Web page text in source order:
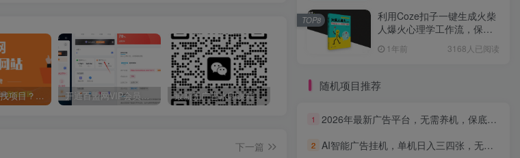
你还在到处找项目？还在当韭菜？我靠卖项目一个月收入5万+，曾经我也是个失败者。 最新无广告水印课程资源 长期更新
下一篇
利用Coze扣子一键生成火柴
人爆火心理学工作流，保姆
1年前 3168人已阅读
TOP8
随机项目推荐
1 2026年最新广告平台，无需养机，保底收益，无限广告，多机操作一天200+【揭秘】
2 AI智能广告挂机，单机日入三四张，无需人工值守，可矩阵放大操作